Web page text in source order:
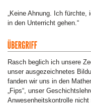
„Keine Ahnung. Ich
in den Unterricht gehen.“
Rasch beglich ich unsere
unser ausgezeichnetes
fanden wir uns in den
„Fips“, unser
Anwesenheitskontrolle